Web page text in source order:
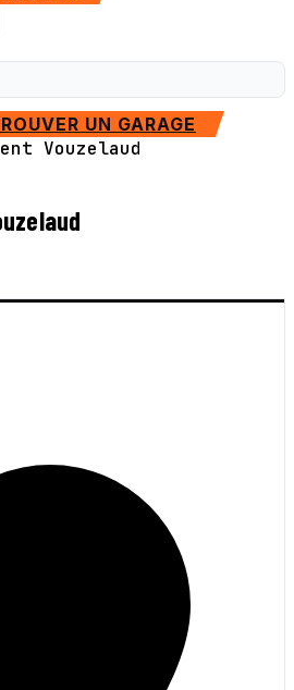
UN GARAGE
Vouzelaud